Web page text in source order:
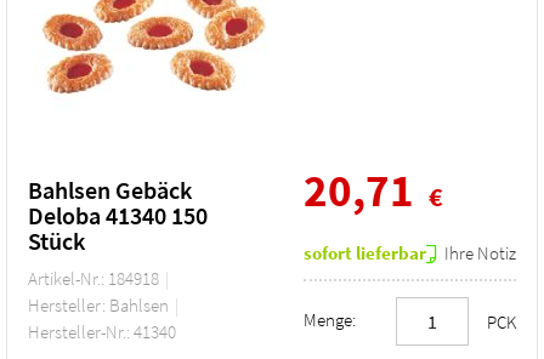
Bahlsen Gebäck
Deloba 41340 150
Stück
Artikel-Nr.: 184918
Hersteller: Bahlsen
Hersteller-Nr.: 41340
20,71 €
sofort lieferbar Ihre Notiz
Menge: PCK